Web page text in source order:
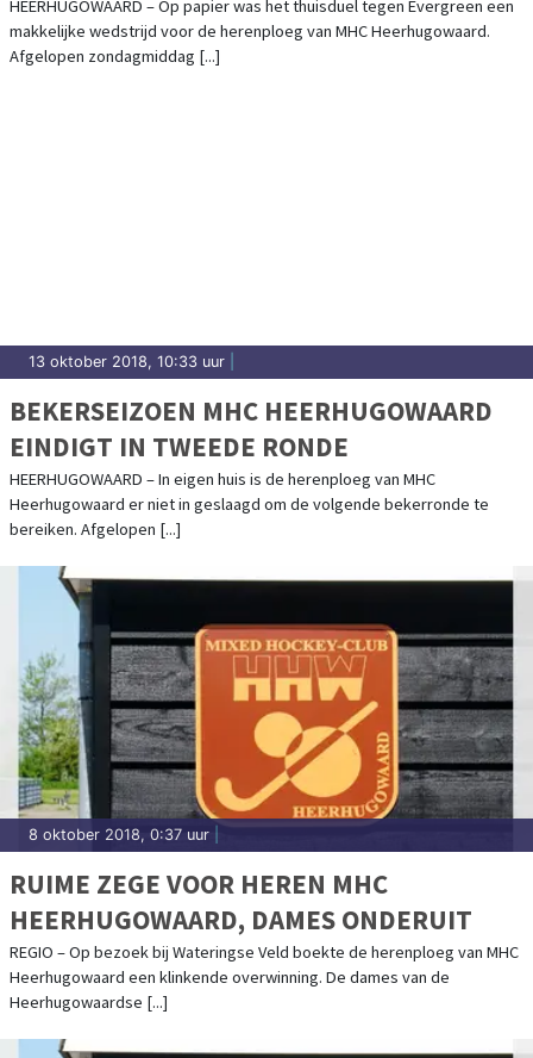
HEERHUGOWAARD – Op papier was het thuisduel tegen Evergreen een
makkelijke wedstrijd voor de herenploeg van MHC Heerhugowaard.
Afgelopen zondagmiddag [...]
13 oktober 2018, 10:33 uur
BEKERSEIZOEN MHC HEERHUGOWAARD
EINDIGT IN TWEEDE RONDE
HEERHUGOWAARD – In eigen huis is de herenploeg van MHC
Heerhugowaard er niet in geslaagd om de volgende bekerronde te
bereiken. Afgelopen [...]
8 oktober 2018, 0:37 uur
RUIME ZEGE VOOR HEREN MHC
HEERHUGOWAARD, DAMES ONDERUIT
REGIO – Op bezoek bij Wateringse Veld boekte de herenploeg van MHC
Heerhugowaard een klinkende overwinning. De dames van de
Heerhugowaardse [...]